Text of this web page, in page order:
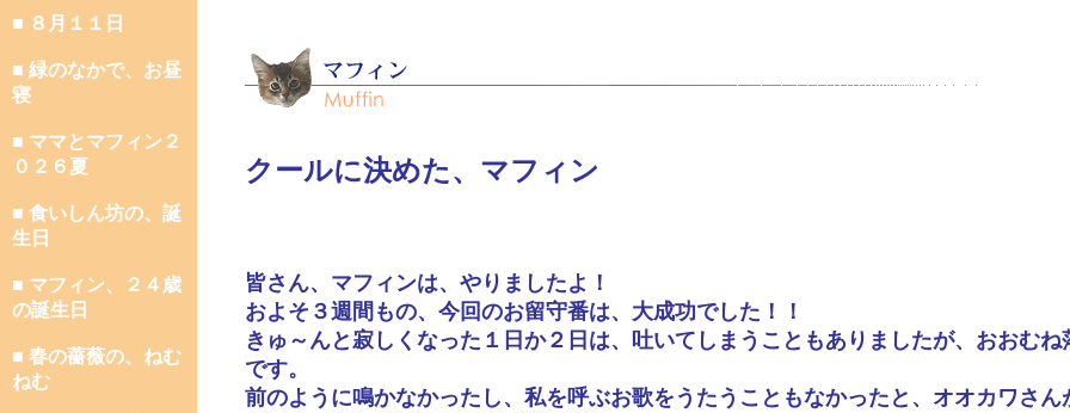
■ ８月１１日
■ 緑のなかで、お昼
寝
■ ママとマフィン２
０２６夏
■ 食いしん坊の、誕
生日
■ マフィン、２４歳
の誕生日
■ 春の薔薇の、ねむ
ねむ
クールに決めた、マフィン
皆さん、マフィンは、やりましたよ！
およそ３週間もの、今回のお留守番は、大成功でした！！
きゅ～んと寂しくなった１日か２日は、吐いてしまうこともありましたが、おおむ
です。
前のように鳴かなかったし、私を呼ぶお歌をうたうこともなかったと、オオカワさん